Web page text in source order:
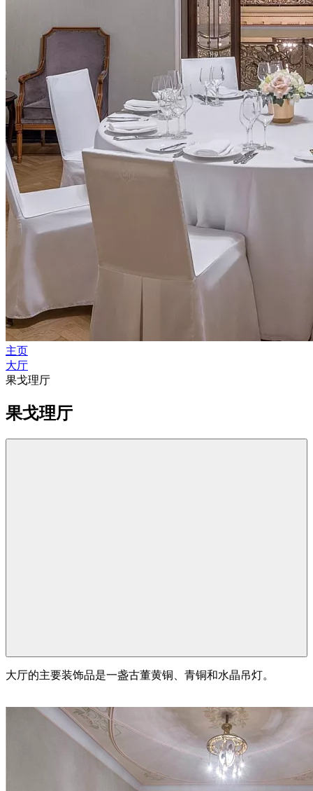
主页
大厅
果戈理厅
果戈理厅
大厅的主要装饰品是一盏古董黄铜、青铜和水晶吊灯。